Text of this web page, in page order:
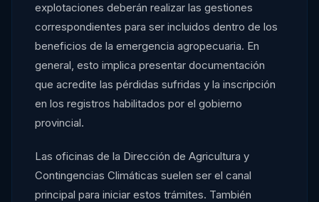
explotaciones deberán realizar las gestiones
correspondientes para ser incluidos dentro de los
beneficios de la emergencia agropecuaria. En
general, esto implica presentar documentación
que acredite las pérdidas sufridas y la inscripción
en los registros habilitados por el gobierno
provincial.
Las oficinas de la Dirección de Agricultura y
Contingencias Climáticas suelen ser el canal
principal para iniciar estos trámites. También